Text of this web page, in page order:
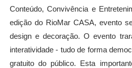
Conteúdo, Convivência e
edição do RioMar CASA, evento
design e decoração. O evento trar
interatividade - tudo de forma
gratuito do público. Esta